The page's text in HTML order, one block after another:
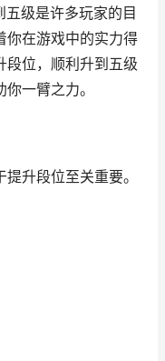
级是许多玩家的目
你在游戏中的实力得
段位，顺利升到五级
一臂之力。
升段位至关重要。